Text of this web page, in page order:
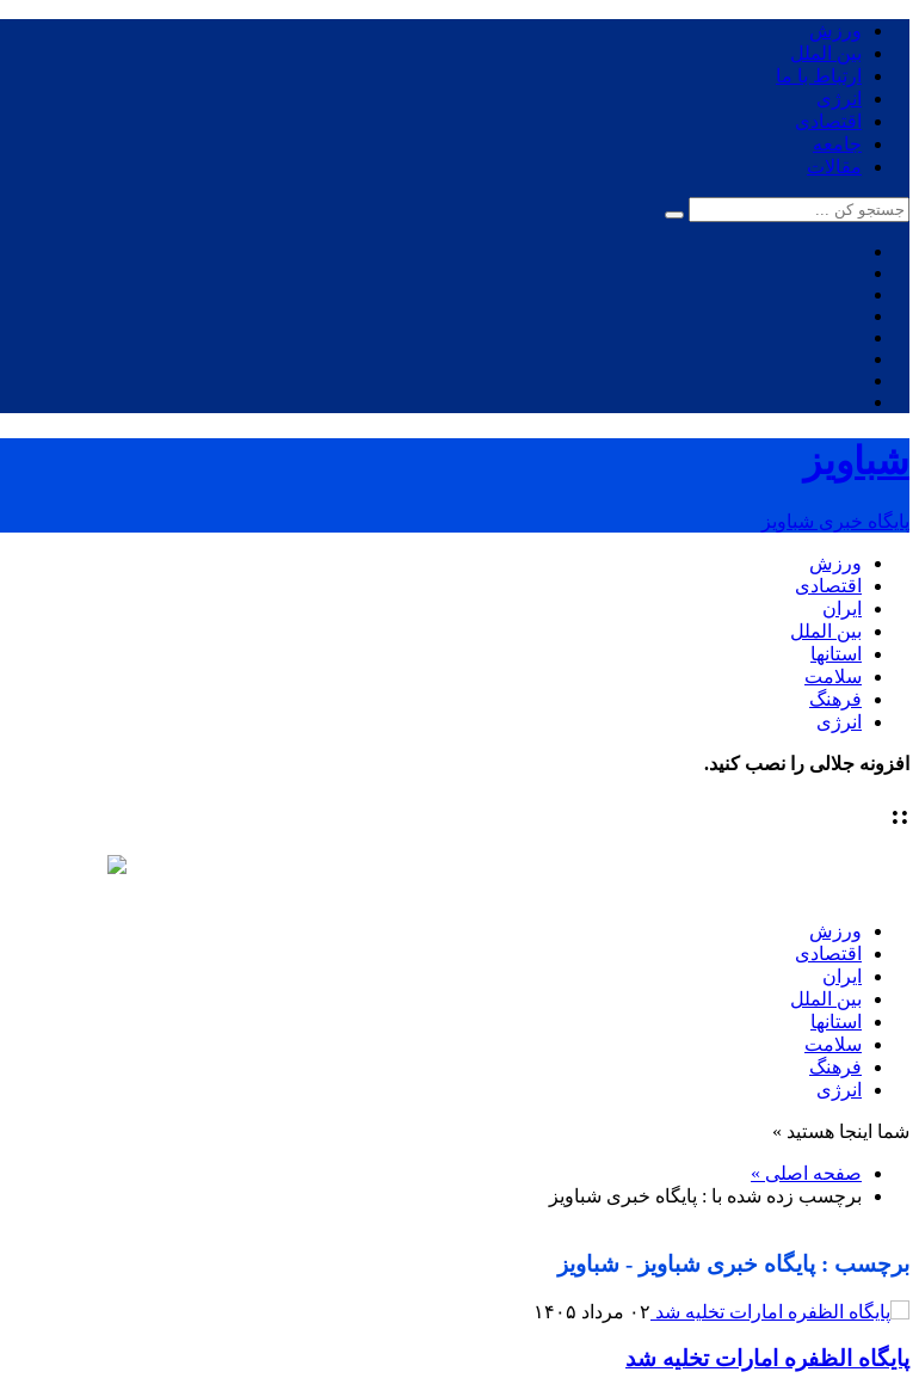
ورزش
بین الملل
ارتباط با ما
انرژی
اقتصادی
جامعه
مقالات
شباویز
پایگاه خبری شباویز
ورزش
اقتصادی
ایران
بین الملل
استانها
سلامت
فرهنگ
انرژی
افزونه جلالی را نصب کنید.
::
ورزش
اقتصادی
ایران
بین الملل
استانها
سلامت
فرهنگ
انرژی
شما اینجا هستید »
صفحه اصلی »
برچسب زده شده با : پایگاه خبری شباویز
برچسب : پایگاه خبری شباویز - شباویز
۰۲ مرداد ۱۴۰۵
پایگاه الظفره امارات تخلیه شد